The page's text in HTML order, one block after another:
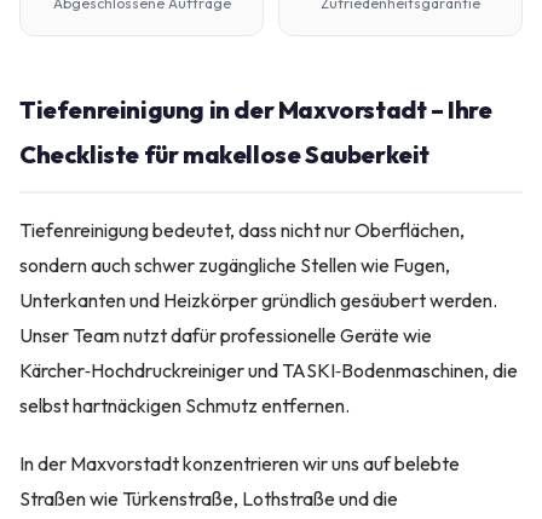
Tiefenreinigung in der Maxvorstadt – Ihre
Checkliste für makellose Sauberkeit
Tiefenreinigung bedeutet, dass nicht nur Oberflächen,
sondern auch schwer zugängliche Stellen wie Fugen,
Unterkanten und Heizkörper gründlich gesäubert werden.
Unser Team nutzt dafür professionelle Geräte wie
Kärcher‑Hochdruckreiniger und TASKI‑Bodenmaschinen, die
selbst hartnäckigen Schmutz entfernen.
In der Maxvorstadt konzentrieren wir uns auf belebte
Straßen wie Türkenstraße, Lothstraße und die